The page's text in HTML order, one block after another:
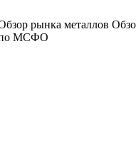
рынка металлов
по МСФО